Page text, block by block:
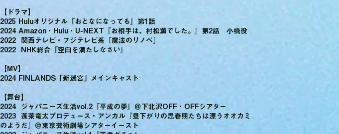
【ドラマ】
2025 Huluオリジナル『おとなになっても』第1話
2024 Amazon・Hulu・U-NEXT『お相手は、村松薫でした。』第2話 小橋役
2022 関西テレビ・フジテレビ系『魔法のリノベ』
2022 NHK総合『空白を満たしなさい』
【MV】
2024 FINLANDS「新迷宮」メインキャスト
【舞台】
2024 ジャパニーズ生活vol.2『平成の夢』＠下北沢OFF・OFFシアター
2023 蓬莱竜太プロデュース・アンカル『昼下がりの思春期たちは漂うオオカミ
のようだ』＠東京芸術劇場シアターイースト